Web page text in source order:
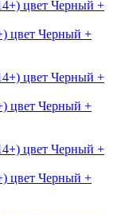
цвет Черный +
цвет Черный +
цвет Черный +